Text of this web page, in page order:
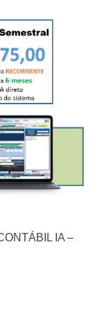
IA –